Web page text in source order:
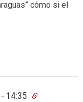
cómo si el
14:35